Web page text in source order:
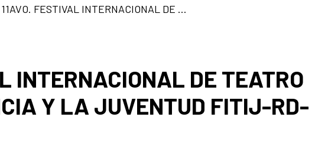
11AVO. FESTIVAL INTERNACIONAL DE TEATRO PARA LA INFANCIA Y LA JUVENTUD FITIJ-RD- ONLINE
INTERNACIONAL DE TEATRO
Y LA JUVENTUD FITIJ-RD-